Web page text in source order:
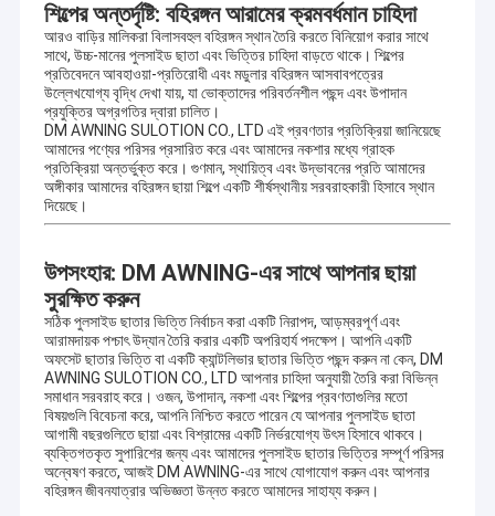
একটি উদ্ধৃতি অনুরোধ করুন
সরাতে পারা অ্যারিং হার্ডওয়্যার
জলরোধী সরাতে পারা আবরণ
সরাতে পারা উইন্ডো অ্যারিংস
সরাতে পারা ছাদের ছাদ
ফরাসি স্টাইলের ছাদ
শামিয়ানা রোলার টিউব
আউটডোর প্যাটিও ছাতা
সান শেড পাল
পেরগোলা অ্যারিং কিটস
শিল্পের অন্তর্দৃষ্টি: বহিরঙ্গন আরামের ক্রমবর্ধমান চাহিদা
আরও বাড়ির মালিকরা বিলাসবহুল বহিরঙ্গন স্থান তৈরি করতে বিনিয়োগ করার সাথে
সাথে, উচ্চ-মানের পুলসাইড ছাতা এবং ভিত্তির চাহিদা বাড়তে থাকে। শিল্পের
প্রতিবেদনে আবহাওয়া-প্রতিরোধী এবং মডুলার বহিরঙ্গন আসবাবপত্রের
উল্লেখযোগ্য বৃদ্ধি দেখা যায়, যা ভোক্তাদের পরিবর্তনশীল পছন্দ এবং উপাদান
প্রযুক্তির অগ্রগতির দ্বারা চালিত।
DM AWNING SULOTION CO., LTD এই প্রবণতার প্রতিক্রিয়া জানিয়েছে
আমাদের পণ্যের পরিসর প্রসারিত করে এবং আমাদের নকশার মধ্যে গ্রাহক
প্রতিক্রিয়া অন্তর্ভুক্ত করে। গুণমান, স্থায়িত্ব এবং উদ্ভাবনের প্রতি আমাদের
অঙ্গীকার আমাদের বহিরঙ্গন ছায়া শিল্পে একটি শীর্ষস্থানীয় সরবরাহকারী হিসাবে স্থান
দিয়েছে।
উপসংহার: DM AWNING-এর সাথে আপনার ছায়া
সুরক্ষিত করুন
সঠিক পুলসাইড ছাতার ভিত্তি নির্বাচন করা একটি নিরাপদ, আড়ম্বরপূর্ণ এবং
আরামদায়ক পশ্চাৎ উদ্যান তৈরি করার একটি অপরিহার্য পদক্ষেপ। আপনি একটি
অফসেট ছাতার ভিত্তিবা একটিক্যান্টলিভার ছাতার ভিত্তিপছন্দ করুন না কেন, DM
AWNING SULOTION CO., LTD আপনার চাহিদা অনুযায়ী তৈরি করা বিভিন্ন
সমাধান সরবরাহ করে। ওজন, উপাদান, নকশা এবং শিল্পের প্রবণতাগুলির মতো
বিষয়গুলি বিবেচনা করে, আপনি নিশ্চিত করতে পারেন যে আপনার পুলসাইড ছাতা
আগামী বছরগুলিতে ছায়া এবং বিশ্রামের একটি নির্ভরযোগ্য উৎস হিসাবে থাকবে।
ব্যক্তিগতকৃত সুপারিশের জন্য এবং আমাদের পুলসাইড ছাতার ভিত্তির সম্পূর্ণ পরিসর
অন্বেষণ করতে, আজই DM AWNING-এর সাথে যোগাযোগ করুন এবং আপনার
বহিরঙ্গন জীবনযাত্রার অভিজ্ঞতা উন্নত করতে আমাদের সাহায্য করুন।
সাহায্য,
ইনস্টলেশন, বিক্রির পর এবং অন্যান্য প্রশ্ন।
আমাদের ডিজাইনিং টেকনিশিয়ান টিমমেটের কারণে, আমরা আপনার নির্দিষ্ট প্রয়োজনীয়তা পূরণের
জন্য OEM বা ODM পরিষেবা সরবরাহ করতে পারি।